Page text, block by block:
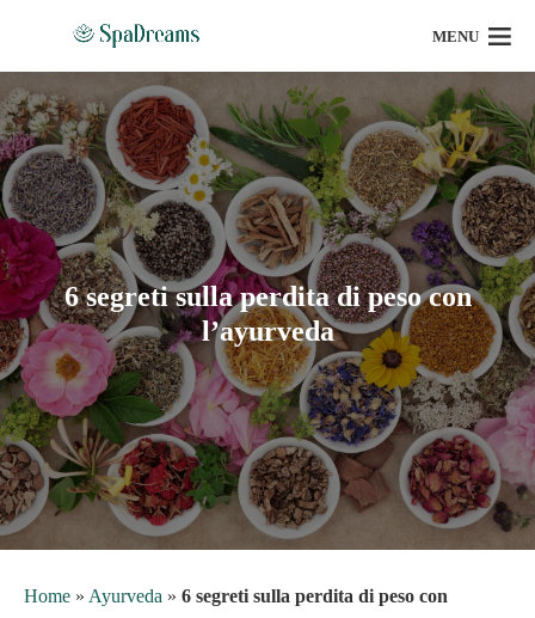
MENU
6 segreti sulla perdita di peso con
l’ayurveda
Home » Ayurveda » 6 segreti sulla perdita di peso con